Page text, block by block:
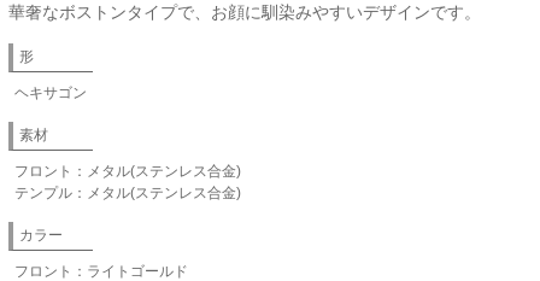
華奢なボストンタイプで、お顔に馴染みやすいデザインです。
形
ヘキサゴン
素材
フロント：メタル(ステンレス合金)
テンプル：メタル(ステンレス合金)
カラー
フロント：ライトゴールド